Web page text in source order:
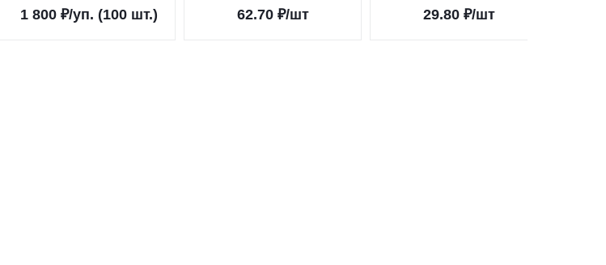
1 800 ₽/уп. (100 шт.) 62.70 ₽/шт 29.80 ₽/шт